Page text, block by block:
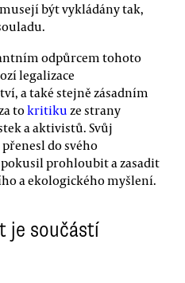
být vykládány tak,
odpůrcem tohoto
legalizace
a také stejně zásadním
tokritiku ze strany
a aktivistů. Svůj
do svého
prohloubit a zasadit
a ekologického myšlení.
je součástí